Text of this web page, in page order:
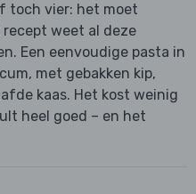
toch vier: het moet
weet al deze
Een eenvoudige pasta in
met gebakken kip,
kaas. Het kost weinig
heel goed – en het